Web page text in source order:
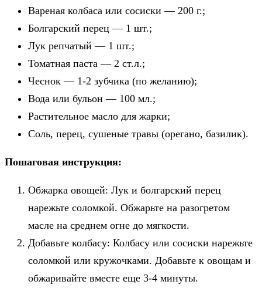
Вареная колбаса или сосиски — 200 г.;
Болгарский перец — 1 шт.;
Лук репчатый — 1 шт.;
Томатная паста — 2 ст.л.;
Чеснок — 1-2 зубчика (по желанию);
Вода или бульон — 100 мл.;
Растительное масло для жарки;
Соль, перец, сушеные травы (орегано, базилик).
Пошаговая инструкция:
Обжарка овощей: Лук и болгарский перец
нарежьте соломкой. Обжарьте на разогретом
масле на среднем огне до мягкости.
Добавьте колбасу: Колбасу или сосиски нарежьте
соломкой или кружочками. Добавьте к овощам и
обжаривайте вместе еще 3-4 минуты.